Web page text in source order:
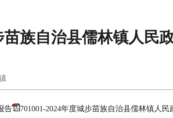
苗族自治县儒林镇人民
告 701001-2024年度城步苗族自治县儒林镇人